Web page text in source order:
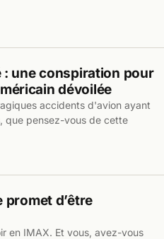
: une conspiration pour
dévoilée
accidents d'avion ayant
que pensez-vous de cette
promet d’être
en IMAX. Et vous, avez-vous